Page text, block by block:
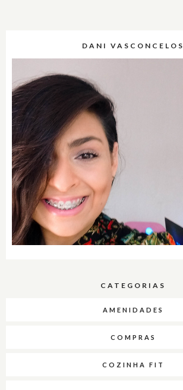
DANI VASCONCELOS
CATEGORIAS
AMENIDADES
COMPRAS
COZINHA FIT